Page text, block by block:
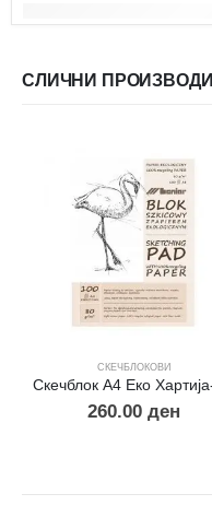
СЛИЧНИ ПРОИЗВОДИ
СКЕЧБЛОКОВИ
260.00 ден